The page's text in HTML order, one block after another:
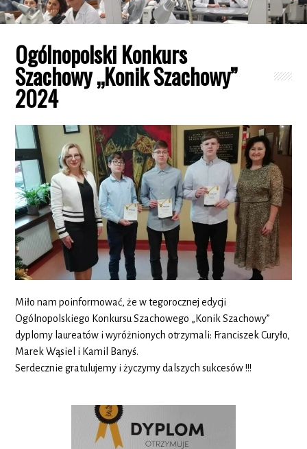
Ogólnopolski Konkurs
Szachowy „Konik Szachowy”
2024
Miło nam poinformować, że w tegorocznej edycji
Ogólnopolskiego Konkursu Szachowego „Konik Szachowy”
dyplomy laureatów i wyróżnionych otrzymali: Franciszek Curyło,
Marek Wąsiel i Kamil Banyś.
Serdecznie gratulujemy i życzymy dalszych sukcesów !!!